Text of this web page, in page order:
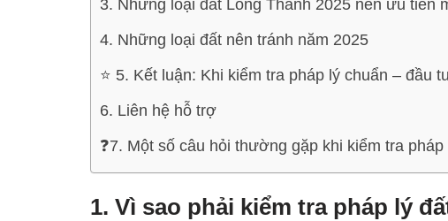
3. Những loại đất Long Thành 2025 nên ưu tiên
4. Những loại đất nên tránh năm 2025
⭐ 5. Kết luận: Khi kiểm tra pháp lý chuẩn – đầu
6. Liên hệ hỗ trợ
❓7. Một số câu hỏi thường gặp khi kiểm tra
1. Vì sao phải kiểm tra pháp lý